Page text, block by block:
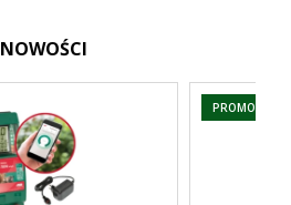
NOWOŚCI
PROMOCJA